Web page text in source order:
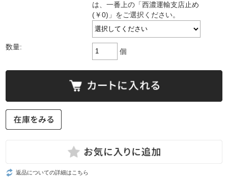
は、一番上の「西濃運輸支店止め
(￥0)」をご選択ください。
数量:
個
返品についての詳細はこちら